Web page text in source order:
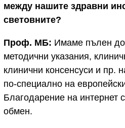
между нашите здравни
световните?
Проф. МБ: Имаме пълен
методични указания,
клинични консенсуси и пр.
по-специално на
Благодарение на интернет
обмен.